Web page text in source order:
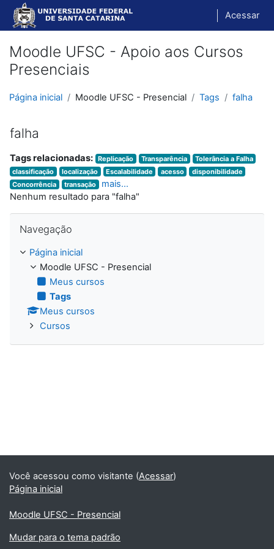
Ir para o conteúdo principal
Acessar
Moodle UFSC - Apoio aos Cursos
Presenciais
Página inicial Moodle UFSC - Presencial Tags falha
falha
Tags relacionadas: Replicação Transparência
Tolerância a Falha
classificação
localização Escalabilidade acesso
disponibilidade
Concorrência
transação
mais...
Nenhum resultado para "falha"
Navegação
Página inicial
Moodle UFSC - Presencial
Meus cursos
Tags
Meus cursos
Cursos
Você acessou como visitante (Acessar)
Página inicial
Moodle UFSC - Presencial
Mudar para o tema padrão